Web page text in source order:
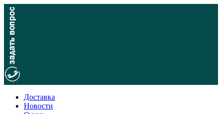
Доставка
Новости